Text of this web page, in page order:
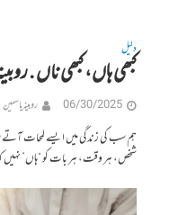
دلیل
کبھی ہاں، کبھی ناں .
06/30/2025 روبینہ یاسمین
ہم سب کی زندگی میں ایسے لمحات
شخص، ہر وقت، ہر بات کو “ہاں” نہیں